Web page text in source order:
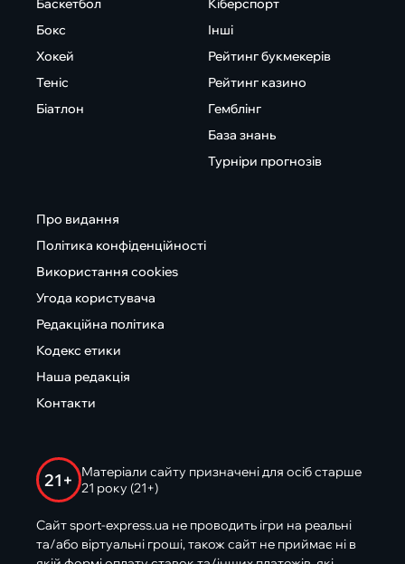
Баскетбол
Бокс
Хокей
Теніс
Біатлон
Кіберспорт
Інші
Рейтинг букмекерів
Рейтинг казино
Гемблінг
База знань
Турніри прогнозів
Про видання
Політика конфіденційності
Використання cookies
Угода користувача
Редакційна політика
Кодекс етики
Наша редакція
Контакти
21+
Матеріали сайту призначені для осіб старше
21 року (21+)
Сайт sport-express.ua не проводить ігри на реальні
та/або віртуальні гроші, також сайт не приймає ні в